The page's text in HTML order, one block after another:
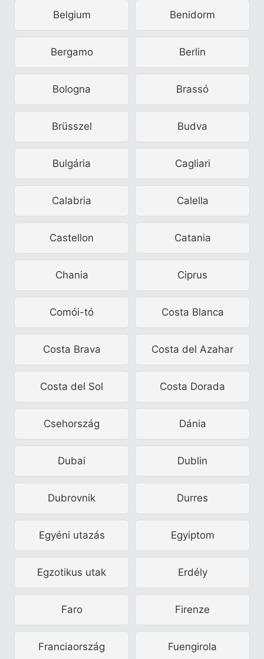
Belgium Benidorm
Bergamo Berlin
Bologna Brassó
Brüsszel Budva
Bulgária Cagliari
Calabria Calella
Castellon Catania
Chania Ciprus
Comói-tó Costa Blanca
Costa Brava Costa del Azahar
Costa del Sol Costa Dorada
Csehország Dánia
Dubai Dublin
Dubrovnik Durres
Egyéni utazás Egyiptom
Egzotikus utak Erdély
Faro Firenze
Franciaország Fuengirola